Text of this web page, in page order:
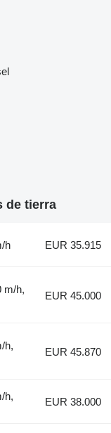
de tierra
h EUR 35.915
m/h,
EUR 45.000
h,
EUR 45.870
h,
EUR 38.000